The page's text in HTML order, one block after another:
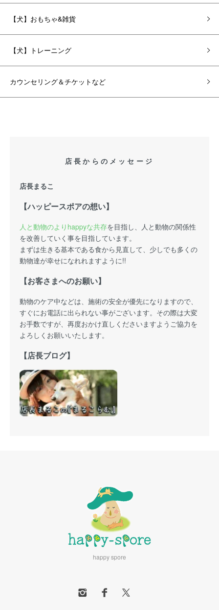
【犬】おもちゃ&雑貨
【犬】トレーニング
カウンセリング＆チケットなど
店長からのメッセージ
店長まるこ
【ハッピースポアの想い】
人と動物のよりhappyな共存を目指し、人と動物の関係性
を改善していく事を目指しています。
まずは生きる基本である食から見直して、少しでも多くの
動物達が幸せになれれますように!!
【お客さまへのお願い】
動物のケア中などは、施術の安全が優先になりますので、
すぐにお電話に出られない事がございます。その際は大変
お手数ですが、再度おかけ直しくださいますようご協力を
よろしくお願いいたします。
【店長ブログ】
happy spore